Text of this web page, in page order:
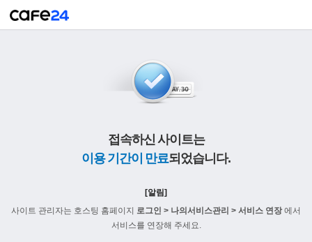
접속하신 사이트는
이용 기간이 만료되었습니다.
[알림]
사이트 관리자는 호스팅 홈페이지 로그인 > 나의서비스관리 > 서비스 연장에서
서비스를 연장해 주세요.